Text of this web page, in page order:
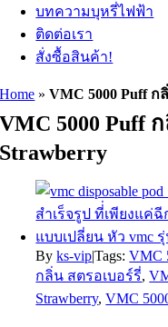
บทความบุหรี่ไฟฟ้า
ติดต่อเรา
สั่งซื้อสินค้า!
Home »VMC 5000 Puff ก
VMC 5000 Puff
Strawberry
Byks-vip|Tags:VMC
กลิ่น สตรอเบอร์รี่,
Strawberry,VMC